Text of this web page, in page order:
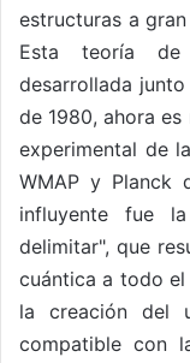
estructuras a
Esta teoría de
desarrollada
de 1980, ahora
experimental de
WMAP y Planck
influyente fue
delimitar", que
cuántica a todo
la creación del
compatible con